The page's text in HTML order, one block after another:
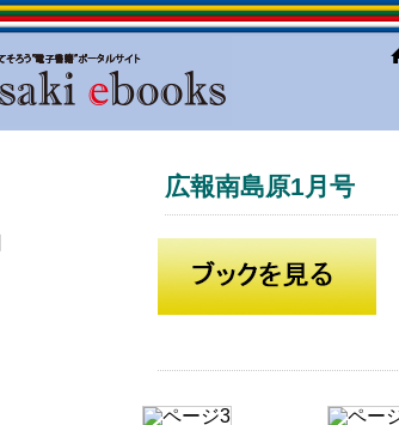
広報南島原1月号